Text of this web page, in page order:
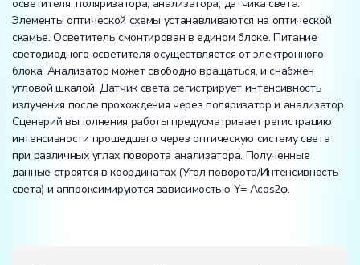
осветителя; поляризатора; анализатора; датчика света.
Элементы оптической схемы устанавливаются на оптической
скамье. Осветитель смонтирован в едином блоке. Питание
светодиодного осветителя осуществляется от электронного
блока. Анализатор может свободно вращаться, и снабжен
угловой шкалой. Датчик света регистрирует интенсивность
излучения после прохождения через поляризатор и анализатор.
Сценарий выполнения работы предусматривает регистрацию
интенсивности прошедшего через оптическую систему света
при различных углах поворота анализатора. Полученные
данные строятся в координатах (Угол поворота/Интенсивность
света) и аппроксимируются зависимостью Y= Acos2φ.